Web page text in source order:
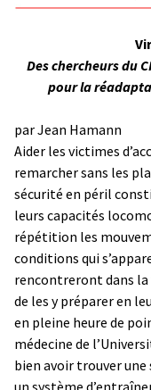
Des chercheurs du
pour la
parJean Hamann
Aider les victimes
remarcher sans les
sécurité en péril
leurs capacités
répétition les
conditions qui
rencontreront dans la
de les y préparer en
en pleine heure de
médecine de
bien avoir trouver
un système